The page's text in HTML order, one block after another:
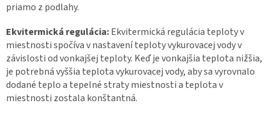
priamo z podlahy.
Ekvitermická regulácia:Ekvitermická regulácia teploty v
miestnosti spočíva v nastavení teploty vykurovacej vody v
závislosti od vonkajšej teploty. Keď je vonkajšia teplota nižšia,
je potrebná vyššia teplota vykurovacej vody, aby sa vyrovnalo
dodané teplo a tepelné straty miestnosti a teplota v
miestnosti zostala konštantná.